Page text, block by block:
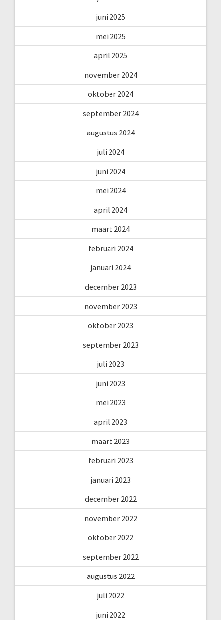
juni 2025
mei 2025
april 2025
november 2024
oktober 2024
september 2024
augustus 2024
juli 2024
juni 2024
mei 2024
april 2024
maart 2024
februari 2024
januari 2024
december 2023
november 2023
oktober 2023
september 2023
juli 2023
juni 2023
mei 2023
april 2023
maart 2023
februari 2023
januari 2023
december 2022
november 2022
oktober 2022
september 2022
augustus 2022
juli 2022
juni 2022